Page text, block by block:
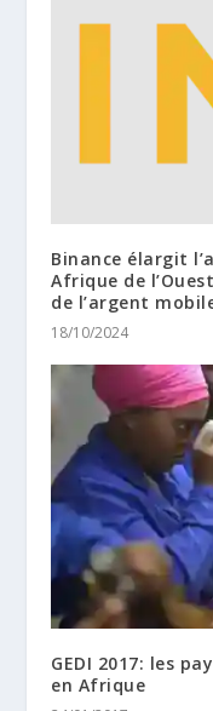
Binance élargit
Afrique de
de l’argent
18/10/2024
GEDI 2017: les
en Afrique